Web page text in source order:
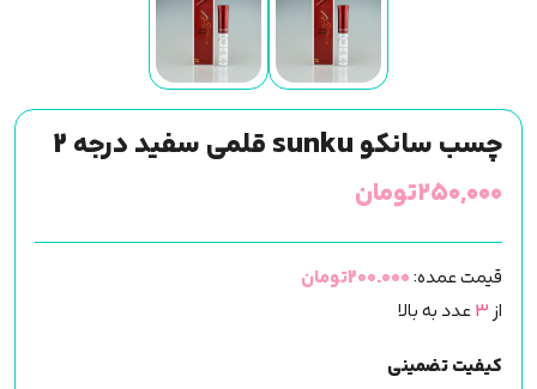
چسب سانکو sunku قلمی سفید درجه 2
۲۵۰,۰۰۰تومان
قیمت عمده:200.000تومان
از3عدد به بالا
کیفیت تضمینی